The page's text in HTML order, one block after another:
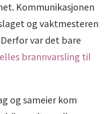
Kommunikasjonen
og vaktmesteren
var det bare
brannvarsling til
og sameier kom